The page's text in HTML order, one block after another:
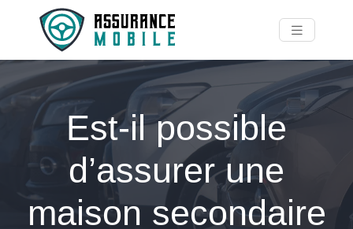
Est-il possible
d’assurer une
maison secondaire